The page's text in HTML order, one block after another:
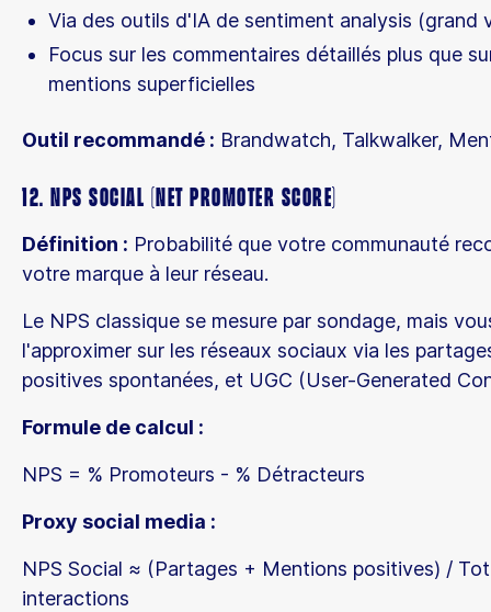
Via des outils d'IA de sentiment analysis (grand
Focus sur les commentaires détaillés plus que
mentions superficielles
Outil recommandé : Brandwatch, Talkwalker,
12. NPS Social (Net Promoter Score)
Définition : Probabilité que votre communauté
votre marque à leur réseau.
Le NPS classique se mesure par sondage, mais
l'approximer sur les réseaux sociaux via les
positives spontanées, et UGC (User-Generated
Formule de calcul :
NPS = % Promoteurs - % Détracteurs
Proxy social media :
NPS Social ≈ (Partages + Mentions positives) /
interactions